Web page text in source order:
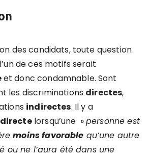
des candidats, toute question
de ces motifs serait
et donc condamnable. Sont
les discriminations directes,
indirectes. Il y a
lorsqu’une »personne est
moins favorable qu’une autre
ou ne l’aura été dans une